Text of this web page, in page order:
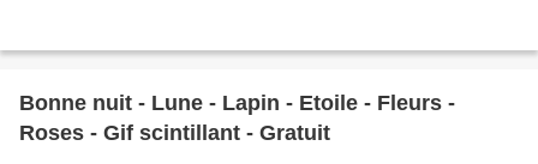
Bonne nuit - Lune - Lapin - Etoile - Fleurs -
Roses - Gif scintillant - Gratuit